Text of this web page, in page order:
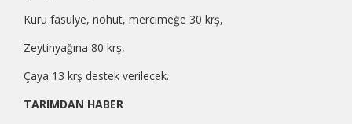
Kuru fasulye, nohut, mercimeğe 30 krş,
Zeytinyağına 80 krş,
Çaya 13 krş destek verilecek.
TARIMDAN HABER